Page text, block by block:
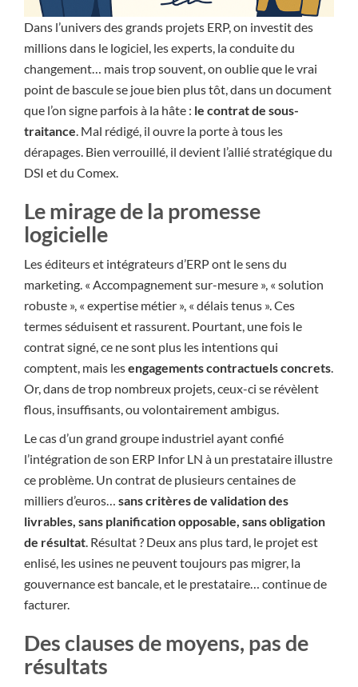
Dans l’univers des grands projets ERP, on investit des
millions dans le logiciel, les experts, la conduite du
changement… mais trop souvent, on oublie que le vrai
point de bascule se joue bien plus tôt, dans un document
que l’on signe parfois à la hâte : le contrat de sous-
traitance. Mal rédigé, il ouvre la porte à tous les
dérapages. Bien verrouillé, il devient l’allié stratégique du
DSI et du Comex.
Le mirage de la promesse
logicielle
Les éditeurs et intégrateurs d’ERP ont le sens du
marketing. « Accompagnement sur-mesure », « solution
robuste », « expertise métier », « délais tenus ». Ces
termes séduisent et rassurent. Pourtant, une fois le
contrat signé, ce ne sont plus les intentions qui
comptent, mais lesengagements contractuels concrets.
Or, dans de trop nombreux projets, ceux-ci se révèlent
flous, insuffisants, ou volontairement ambigus.
Le cas d’un grand groupe industriel ayant confié
l’intégration de son ERP Infor LN à un prestataire illustre
ce problème. Un contrat de plusieurs centaines de
milliers d’euros… sans critères de validation des
livrables, sans planification opposable, sans obligation
de résultat. Résultat ? Deux ans plus tard, le projet est
enlisé, les usines ne peuvent toujours pas migrer, la
gouvernance est bancale, et le prestataire… continue de
facturer.
Des clauses de moyens, pas de
résultats